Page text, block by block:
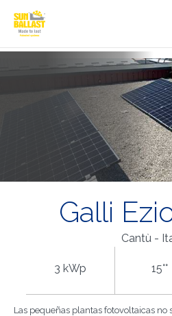
Galli
Cantù -
3 kWp 15°°
Las pequeñas plantas fotovoltaicas